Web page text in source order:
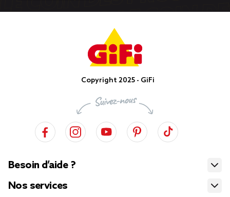
Copyright 2025 - GiFi
Besoin d’aide ?
Nos services